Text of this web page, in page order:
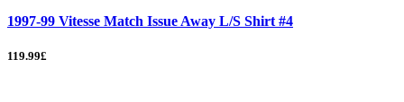
1997-99 Vitesse Match Issue Away L/S Shirt #4
119.99£